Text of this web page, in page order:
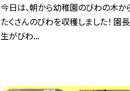
今日は、朝から幼稚園のびわの木か
たくさんのびわを収穫しました！ 園
生がびわ...